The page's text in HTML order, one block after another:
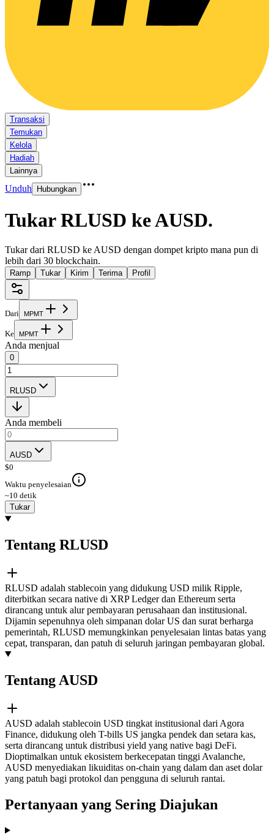
Transaksi
Temukan
Kelola
Hadiah
Lainnya
Unduh Hubungkan
Tukar RLUSD ke AUSD.
Tukar dari RLUSD ke AUSD dengan dompet kripto mana pun di
lebih dari 30 blockchain.
Ramp Tukar Kirim Terima Profil
Dari MPMT
Ke MPMT
Anda menjual
0
RLUSD
Anda membeli
AUSD
$0
Waktu penyelesaian
~10 detik
Tukar
Tentang RLUSD
RLUSD adalah stablecoin yang didukung USD milik Ripple,
diterbitkan secara native di XRP Ledger dan Ethereum serta
dirancang untuk alur pembayaran perusahaan dan institusional.
Dijamin sepenuhnya oleh simpanan dolar US dan surat berharga
pemerintah, RLUSD memungkinkan penyelesaian lintas batas yang
cepat, transparan, dan patuh di seluruh jaringan pembayaran global.
Tentang AUSD
AUSD adalah stablecoin USD tingkat institusional dari Agora
Finance, didukung oleh T-bills US jangka pendek dan setara kas,
serta dirancang untuk distribusi yield yang native bagi DeFi.
Dioptimalkan untuk ekosistem berkecepatan tinggi Avalanche,
AUSD menyediakan likuiditas on-chain yang dalam dan aset dolar
yang patuh bagi protokol dan pengguna di seluruh rantai.
Pertanyaan yang Sering Diajukan